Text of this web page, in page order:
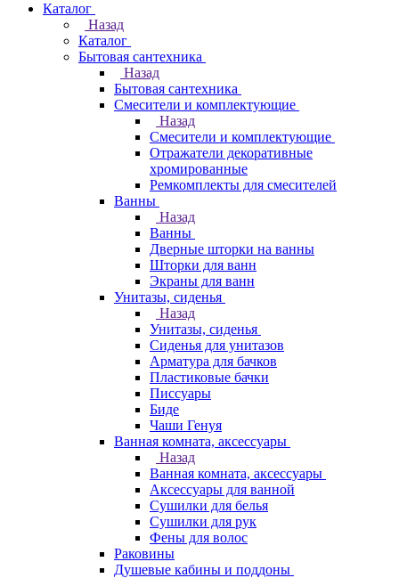
Каталог
Назад
Каталог
Бытовая сантехника
Назад
Бытовая сантехника
Смесители и комплектующие
Назад
Смесители и комплектующие
Отражатели декоративные
хромированные
Ремкомплекты для смесителей
Ванны
Назад
Ванны
Дверные шторки на ванны
Шторки для ванн
Экраны для ванн
Унитазы, сиденья
Назад
Унитазы, сиденья
Сиденья для унитазов
Арматура для бачков
Пластиковые бачки
Писсуары
Биде
Чаши Генуя
Ванная комната, аксессуары
Назад
Ванная комната, аксессуары
Аксессуары для ванной
Сушилки для белья
Сушилки для рук
Фены для волос
Раковины
Душевые кабины и поддоны